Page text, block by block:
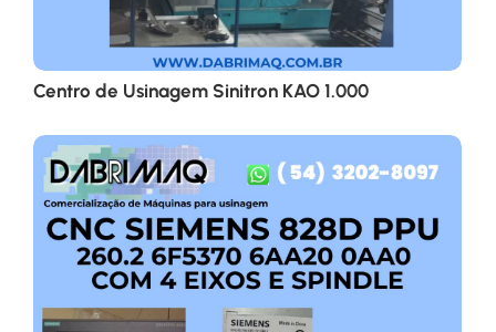
Centro de Usinagem Sinitron KAO 1.000